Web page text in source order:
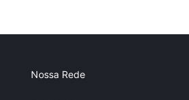
Nossa Rede